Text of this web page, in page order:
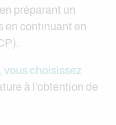
préparant un
en continuant en
vous choisissez
à l’obtention de